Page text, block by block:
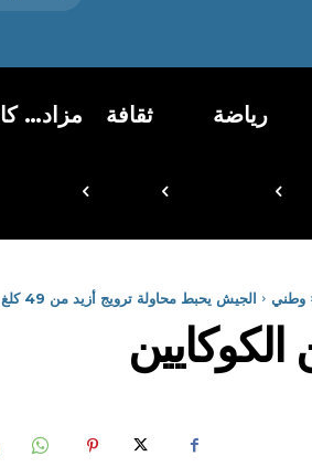
رياضة ثقافة مزاد…
وطني الجيش يحبط محاولة ترويج أزيد من 49 كلغ من الكوكايين